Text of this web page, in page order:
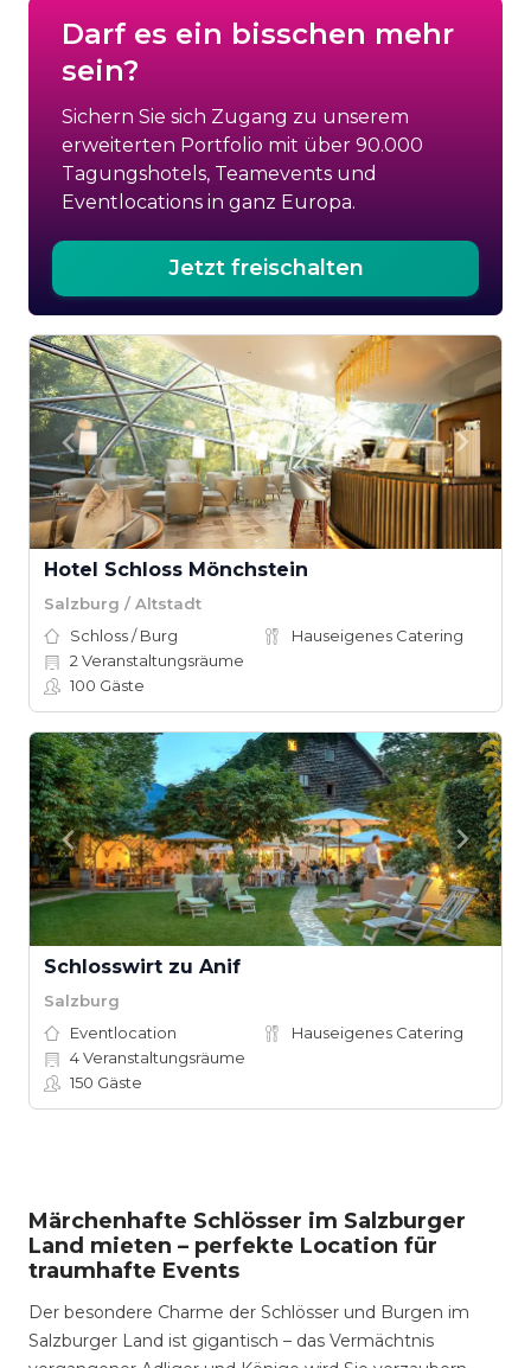
Darf es ein bisschen mehr
sein?
Sichern Sie sich Zugang zu unserem
erweiterten Portfolio mit über 90.000
Tagungshotels, Teamevents und
Eventlocations in ganz Europa.
Jetzt freischalten
Hotel Schloss Mönchstein
Salzburg / Altstadt
Schloss / Burg
Hauseigenes Catering
2 Veranstaltungsräume
100 Gäste
Schlosswirt zu Anif
Salzburg
Eventlocation
Hauseigenes Catering
4Veranstaltungsräume
150 Gäste
Märchenhafte Schlösser im Salzburger
Land mieten – perfekte Location für
traumhafte Events
Der besondere Charme der Schlösser und Burgen im
Salzburger Land ist gigantisch – das Vermächtnis